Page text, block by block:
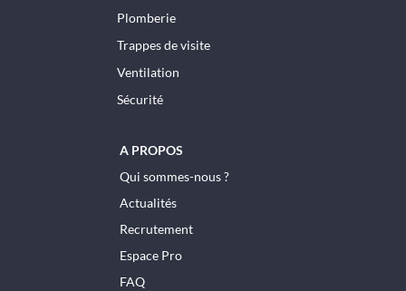
Plomberie
Trappes de visite
Ventilation
Sécurité
A PROPOS
Qui sommes-nous ?
Actualités
Recrutement
Espace Pro
FAQ